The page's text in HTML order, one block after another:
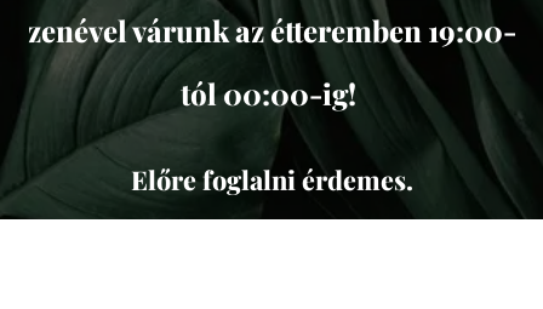
zenével várunk az étteremben 19:00-
tól 00:00-ig!
Előre foglalni érdemes.